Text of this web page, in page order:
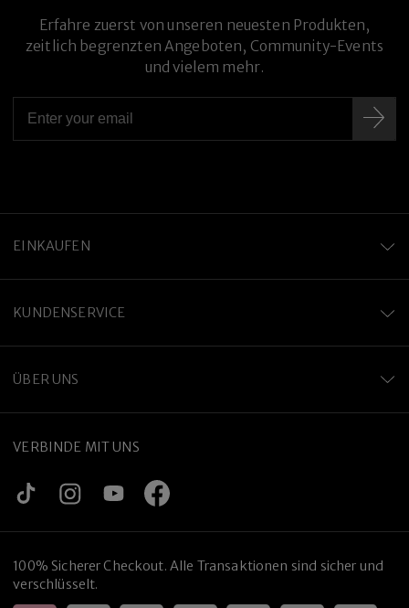
Erfahre zuerst von unseren neuesten Produkten,
zeitlich begrenzten Angeboten, Community-Events
und vielem mehr.
EINKAUFEN
KUNDENSERVICE
ÜBER UNS
VERBINDE MIT UNS
100% Sicherer Checkout. Alle Transaktionen sind sicher und
verschlüsselt.